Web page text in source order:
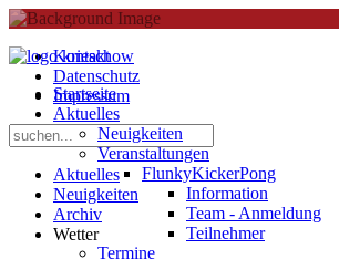
Startseite
Aktuelles
Neuigkeiten
Veranstaltungen
FlunkyKickerPong
Information
Team - Anmeldung
Teilnehmer
Termine
Kontakt
Datenschutz
Impressum
Aktuelles
Neuigkeiten
Archiv
Wetter